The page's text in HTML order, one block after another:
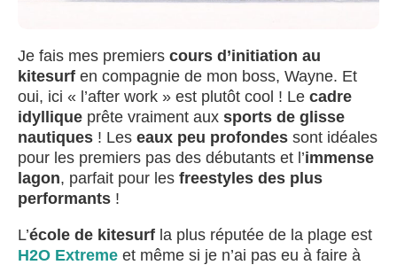
Je fais mes premiers cours d’initiation au
kitesurf en compagnie de mon boss, Wayne. Et
oui, ici « l’after work » est plutôt cool ! Le cadre
idyllique prête vraiment aux sports de glisse
nautiques ! Les eaux peu profondes sont idéales
pour les premiers pas des débutants et l’immense
lagon, parfait pour les freestyles des plus
performants !
L’école de kitesurf la plus réputée de la plage est
H2O Extreme et même si je n’ai pas eu à faire à